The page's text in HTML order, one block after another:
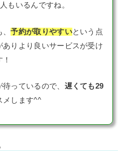
もいるんですね。
、予約が取りやすいという点
りより良いサービスが受け
っているので、 遅くても29
メします^^